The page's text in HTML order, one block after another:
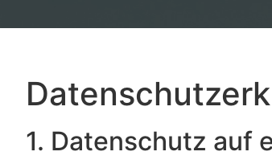
1. Datenschutz auf